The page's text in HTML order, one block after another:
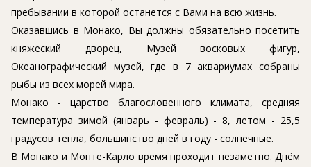
пребывании в которой останется с Вами на всю жизнь.
Оказавшись в Монако, Вы должны обязательно посетить
княжеский дворец, Музей восковых фигур,
Океанографический музей, где в 7 аквариумах собраны
рыбы из всех морей мира.
Монако - царство благословенного климата, средняя
температура зимой (январь - февраль) - 8, летом - 25,5
градусов тепла, большинство дней в году - солнечные.
В Монако и Монте-Карло время проходит незаметно. Днём